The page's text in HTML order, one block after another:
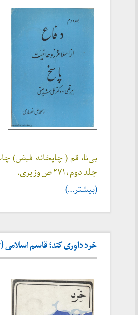
جلد دوم ، ۲۷۱ ص وزیری.
(بیشتر…)
خرد داوری کند؛ قاسم اسلامی (۱۳۵۶)